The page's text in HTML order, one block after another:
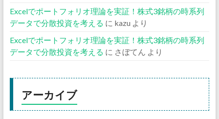
Excelでポートフォリオ理論を実証！株式3銘柄の時系列
データで分散投資を考える に kazu より
Excelでポートフォリオ理論を実証！株式3銘柄の時系列
データで分散投資を考える に さぼてん より
アーカイブ